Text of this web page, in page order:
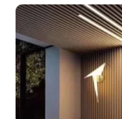
Empaquetadura 3/16"
4.8mm neopreno con 1 tela
3.5MP
$803.797
Agregar al carrito